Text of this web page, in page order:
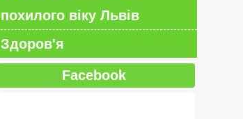
похилого віку Львів
Здоров'я
Facebook